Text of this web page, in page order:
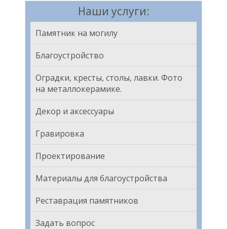
Наши услуги:
Памятник на могилу
Благоустройство
Оградки, кресты, столы, лавки. Фото
на металлокерамике.
Декор и аксессуары
Гравировка
Проектирование
Материалы для благоустройства
Реставрация памятников
Задать вопрос